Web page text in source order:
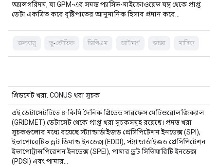
অ্যালগরিদম, যা GPM-এর সমস্ত প্যাসিভ-মাইক্রোওয়েভ যন্ত্র থেকে প্রাপ্ত
ডেটা একত্রিত করে বৃষ্টিপাতের আনুমানিক হিসাব প্রদান করে…
জলবায়ু ভূ-ভৌতিক জিপিএম আইমার্গ জাক্সা মাসিক
গ্রিডমেট খরা: CONUS খরা সূচক
এই ডেটাসেটটিতে ৪-কিমি দৈনিক গ্রিডেড সারফেস মেটিওরোলজিক্যাল
(GRIDMET) ডেটাসেট থেকে প্রাপ্ত খরা সূচকসমূহ রয়েছে। প্রদত্ত খরা
সূচকগুলোর মধ্যে রয়েছে স্ট্যান্ডার্ডাইজড প্রেসিপিটেশন ইনডেক্স (SPI),
ইভাপোরেটিভ ড্রট ডিমান্ড ইনডেক্স (EDDI), স্ট্যান্ডার্ডাইজড প্রেসিপিটেশন
ইভাপোট্রান্সপিরেশন ইনডেক্স (SPEI), পামার ড্রট সিভিয়ারিটি ইনডেক্স
(PDSI) এবং পামার…